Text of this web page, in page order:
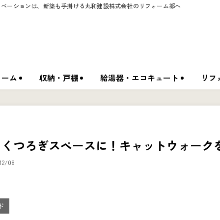
ーションは、新築も手掛ける丸和建設株式会社のリフォーム部へ
ム 収納・戸棚 給湯器・エコキュート リ
つろぎスペースに！キャットウォーク
08